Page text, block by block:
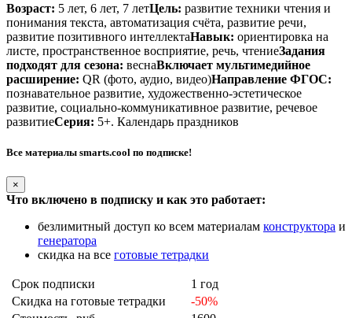
Возраст: 5 лет, 6 лет, 7 летЦель: развитие техники чтения и
понимания текста, автоматизация счёта, развитие речи,
развитие позитивного интеллектаНавык: ориентировка на
листе, пространственное восприятие, речь, чтениеЗадания
подходят для сезона: веснаВключает мультимедийное
расширение: QR (фото, аудио, видео)Направление ФГОС:
познавательное развитие, художественно-эстетическое
развитие, социально-коммуникативное развитие, речевое
развитиеСерия: 5+. Календарь праздников
Все материалы smarts.cool по подписке!
×
Что включено в подписку и как это работает:
безлимитный доступ ко всем материалам конструктора и
генератора
скидка на все готовые тетрадки
Срок подписки
1 год
Скидка на готовые тетрадки
-50%